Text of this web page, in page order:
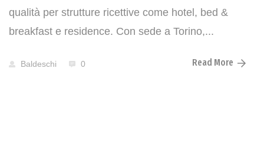
qualità per strutture ricettive come hotel, bed &
breakfast e residence. Con sede a Torino,...
Baldeschi 0 Read More